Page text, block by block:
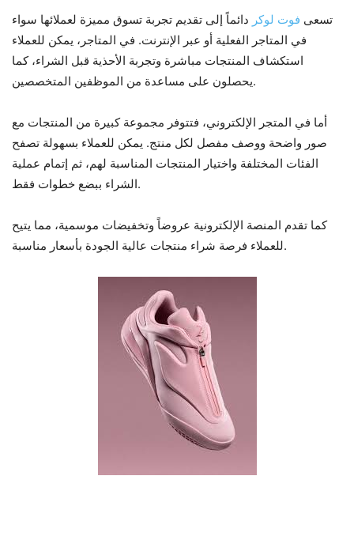
تسعى فوت لوكر دائماً إلى تقديم تجربة تسوق مميزة لعملائها سواء
في المتاجر الفعلية أو عبر الإنترنت. في المتاجر، يمكن للعملاء
استكشاف المنتجات مباشرة وتجربة الأحذية قبل الشراء، كما
يحصلون على مساعدة من الموظفين المتخصصين.
أما في المتجر الإلكتروني، فتتوفر مجموعة كبيرة من المنتجات مع
صور واضحة ووصف مفصل لكل منتج. يمكن للعملاء بسهولة تصفح
الفئات المختلفة واختيار المنتجات المناسبة لهم، ثم إتمام عملية
الشراء ببضع خطوات فقط.
كما تقدم المنصة الإلكترونية عروضاً وتخفيضات موسمية، مما يتيح
للعملاء فرصة شراء منتجات عالية الجودة بأسعار مناسبة.